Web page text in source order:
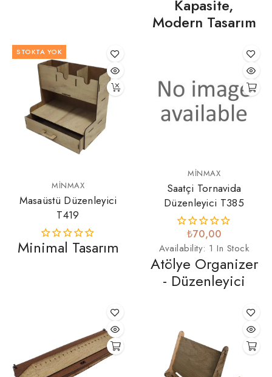
Kapasite,
Modern Tasarım
STOKTA YOK
MINMAX
Masaüstü Düzenleyici
T419
Minimal Tasarım
MINMAX
Saatçi Tornavida
Düzenleyici T385
₺70,00
Availability: 1 In Stock
Atölye Organizer
- Düzenleyici